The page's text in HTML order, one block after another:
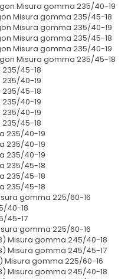
Misura gomma 235/40-19
Misura gomma 235/45-18
Misura gomma 235/40-19
Misura gomma 235/45-18
Misura gomma 235/40-19
Misura gomma 235/45-18
45-18
40-19
45-18
40-19
40-19
45-18
235/40-19
235/40-19
235/40-19
235/45-18
235/45-18
235/45-18
gomma 225/60-16
40-18
45-17
gomma 225/60-16
Misura gomma 245/40-18
Misura gomma 245/45-17
Misura gomma 225/60-16
Misura gomma 245/40-18